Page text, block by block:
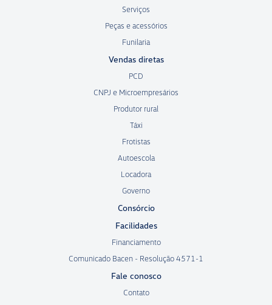
Serviços
Peças e acessórios
Funilaria
Vendas diretas
PCD
CNPJ e Microempresários
Produtor rural
Táxi
Frotistas
Autoescola
Locadora
Governo
Consórcio
Facilidades
Financiamento
Comunicado Bacen - Resolução 4571-1
Fale conosco
Contato